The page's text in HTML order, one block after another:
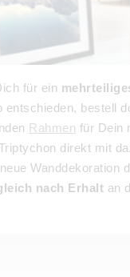
für ein
entschieden, bestell
Rahmen für Dein
direkt mit
Wanddekoration
nach Erhalt an